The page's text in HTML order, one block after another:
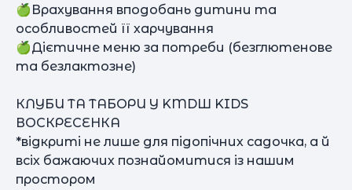
🍏Врахування вподобань дитини та
особливостей її харчування
🍏Дієтичне меню за потреби (безглютенове
та безлактозне)
КЛУБИ ТА ТАБОРИ У KMDШ KIDS
ВОСКРЕСЕНКА
*відкриті не лише для підопічних садочка, а й
всіх бажаючих познайомитися із нашим
простором